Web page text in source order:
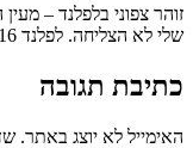
זוהר צפוני בלפלנד –
שלי לא הצליחה. לפלנד 2016
כתיבת תגובה
האימייל לא יוצג באתר.